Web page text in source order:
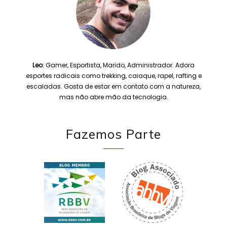
Leo: Gamer, Esportista, Marido, Administrador. Adora
esportes radicais como trekking, caiaque, rapel, rafting e
escaladas. Gosta de estar em contato com a natureza,
mas não abre mão da tecnologia.
Fazemos Parte